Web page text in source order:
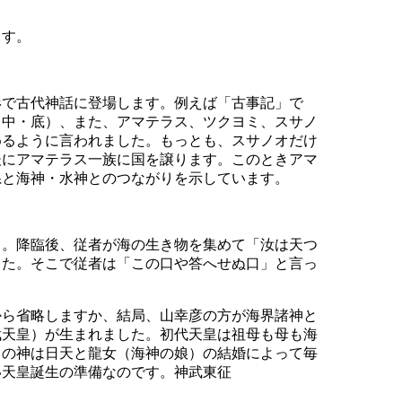
。
古代神話に登場します。例えば「古事記」で
・底）、また、アマテラス、ツクヨミ、スサノ
ように言われました。もっとも、スサノオだけ
アマテラス一族に国を譲ります。このときアマ
海神・水神とのつながりを示しています。
降臨後、従者が海の生き物を集めて「汝は天つ
。そこで従者は「この口や答へせぬ口」と言っ
省略しますか、結局、山幸彦の方が海界諸神と
皇）が生まれました。初代天皇は祖母も母も海
神は日天と龍女（海神の娘）の結婚によって毎
皇誕生の準備なのです。神武東征